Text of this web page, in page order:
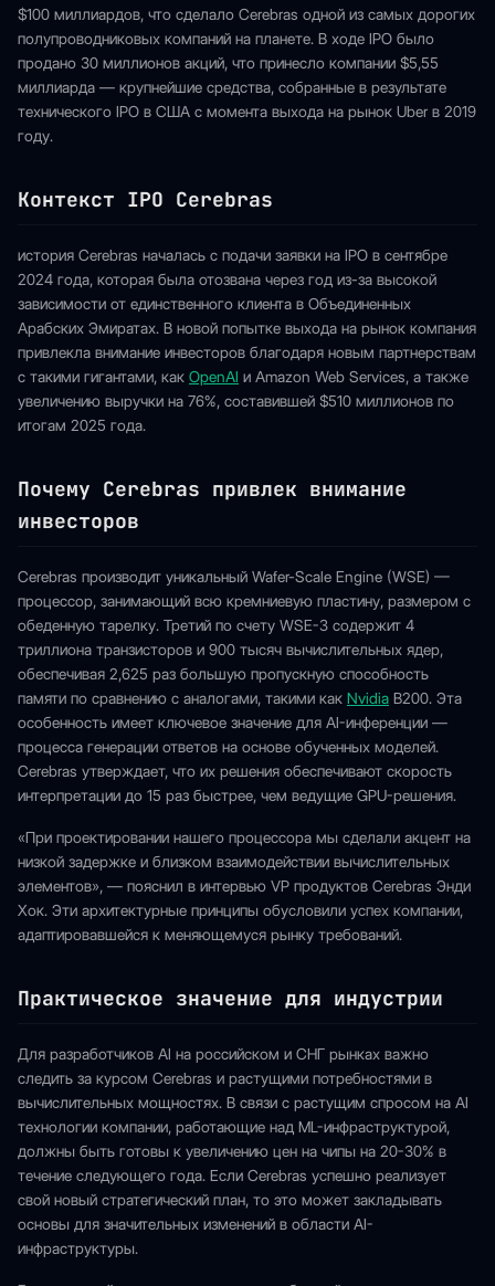
$100 миллиардов, что сделало Cerebras одной из самых дорогих
полупроводниковых компаний на планете. В ходе IPO было
продано 30 миллионов акций, что принесло компании $5,55
миллиарда — крупнейшие средства, собранные в результате
технического IPO в США с момента выхода на рынок Uber в 2019
году.
Контекст IPO Cerebras
история Cerebras началась с подачи заявки на IPO в сентябре
2024 года, которая была отозвана через год из-за высокой
зависимости от единственного клиента в Объединенных
Арабских Эмиратах. В новой попытке выхода на рынок компания
привлекла внимание инвесторов благодаря новым партнерствам
с такими гигантами, как OpenAI и Amazon Web Services, а также
увеличению выручки на 76%, составившей $510 миллионов по
итогам 2025 года.
Почему Cerebras привлек внимание
инвесторов
Cerebras производит уникальный Wafer-Scale Engine (WSE) —
процессор, занимающий всю кремниевую пластину, размером с
обеденную тарелку. Третий по счету WSE-3 содержит 4
триллиона транзисторов и 900 тысяч вычислительных ядер,
обеспечивая 2,625 раз большую пропускную способность
памяти по сравнению с аналогами, такими как Nvidia B200. Эта
особенность имеет ключевое значение для AI-инференции —
процесса генерации ответов на основе обученных моделей.
Cerebras утверждает, что их решения обеспечивают скорость
интерпретации до 15 раз быстрее, чем ведущие GPU-решения.
«При проектировании нашего процессора мы сделали акцент на
низкой задержке и близком взаимодействии вычислительных
элементов», — пояснил в интервью VP продуктов Cerebras Энди
Хок. Эти архитектурные принципы обусловили успех компании,
адаптировавшейся к меняющемуся рынку требований.
Практическое значение для индустрии
Для разработчиков AI на российском и СНГ рынках важно
следить за курсом Cerebras и растущими потребностями в
вычислительных мощностях. В связи с растущим спросом на AI
технологии компании, работающие над ML-инфраструктурой,
должны быть готовы к увеличению цен на чипы на 20-30% в
течение следующего года. Если Cerebras успешно реализует
свой новый стратегический план, то это может закладывать
основы для значительных изменений в области AI-
инфраструктуры.